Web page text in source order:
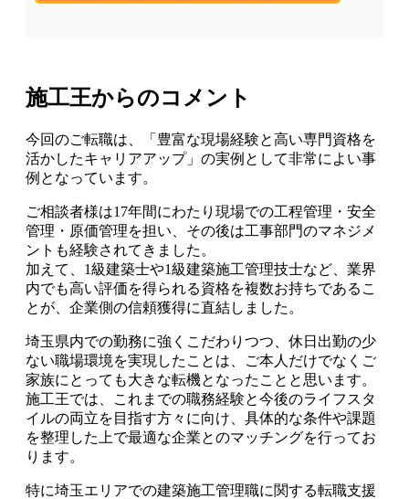
施工王からのコメント
今回のご転職は、「豊富な現場経験と高い専門資格を
活かしたキャリアアップ」の実例として非常によい事
例となっています。
ご相談者様は17年間にわたり現場での工程管理・安全
管理・原価管理を担い、その後は工事部門のマネジメ
ントも経験されてきました。
加えて、1級建築士や1級建築施工管理技士など、業界
内でも高い評価を得られる資格を複数お持ちであるこ
とが、企業側の信頼獲得に直結しました。
埼玉県内での勤務に強くこだわりつつ、休日出勤の少
ない職場環境を実現したことは、ご本人だけでなくご
家族にとっても大きな転機となったことと思います。
施工王では、これまでの職務経験と今後のライフスタ
イルの両立を目指す方々に向け、具体的な条件や課題
を整理した上で最適な企業とのマッチングを行ってお
ります。
特に埼玉エリアでの建築施工管理職に関する転職支援